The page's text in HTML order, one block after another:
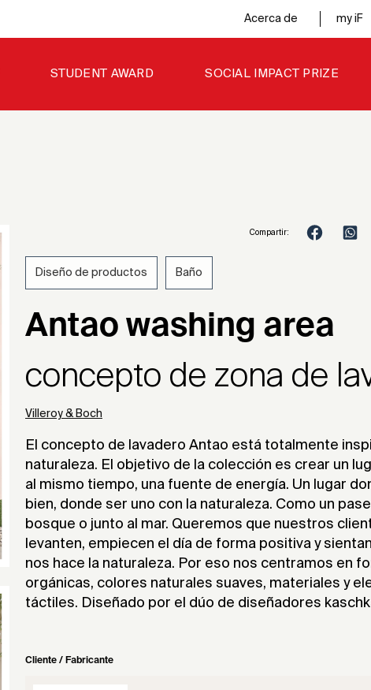
Acerca de my iF
STUDENT AWARD SOCIAL IMPACT PRIZE
Compartir:
Diseño de productos Baño
Antao washing area
concepto de zona de
Villeroy & Boch
El concepto de lavadero Antao está totalmente
naturaleza. El objetivo de la colección es crear un
al mismo tiempo, una fuente de energía. Un lugar
bien, donde ser uno con la naturaleza. Como un
bosque o junto al mar. Queremos que nuestros
levanten, empiecen el día de forma positiva y
nos hace la naturaleza. Por eso nos centramos en
orgánicas, colores naturales suaves, materiales y
táctiles. Diseñado por el dúo de diseñadores
Cliente / Fabricante